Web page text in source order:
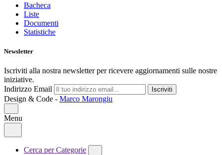
Bacheca
Liste
Documenti
Statistiche
Newsletter
Iscriviti alla nostra newsletter per ricevere aggiornamenti sulle nostre
iniziative.
Indirizzo Email
Iscriviti
Design & Code - Marco Marongiu
Menu
Cerca per Categorie